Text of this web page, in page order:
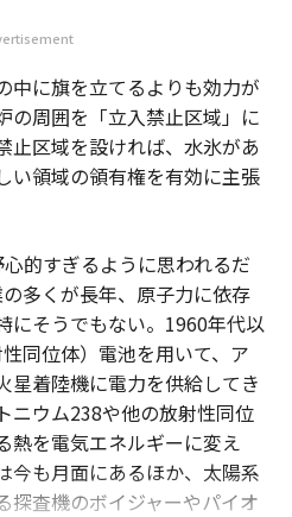
中に旗を立てるよりも効力が
の周囲を「立入禁止区域」に
止区域を設ければ、水氷があ
い領域の領有権を有効に主張
的すぎるように思われるだ
多くが長年、原子力に依存
にそうでもない。1960年代以
同位体）電池を用いて、ア
星着陸機に電力を供給してき
ニウム238や他の放射性同位
熱を電気エネルギーに変え
今も月面にあるほか、太陽系
探査機のボイジャーやパイオ